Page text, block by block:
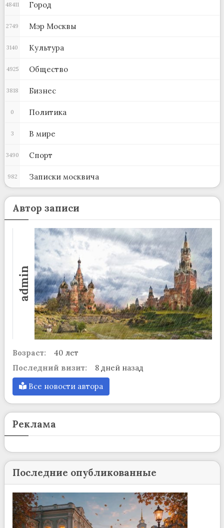
Город
48411
Мэр Москвы
2749
Культура
3140
Общество
4925
Бизнес
3818
Политика
0
В мире
3
Спорт
3490
Записки москвича
982
Автор записи
admin
Возраст:
40 лет
Последний визит:
8 дней назад
Все новости автора
Реклама
Последние опубликованные